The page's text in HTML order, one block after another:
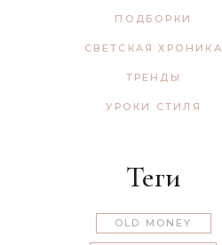
ПОДБОРКИ
СВЕТСКАЯ ХРОНИКА
ТРЕНДЫ
УРОКИ СТИЛЯ
Теги
OLD MONEY